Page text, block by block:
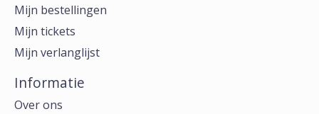
Mijn bestellingen
Mijn tickets
Mijn verlanglijst
Informatie
Over ons